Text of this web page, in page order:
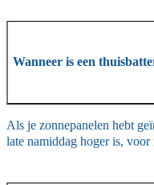
Wanneer is een
Als je zonnepanelen hebt
late namiddag hoger is,